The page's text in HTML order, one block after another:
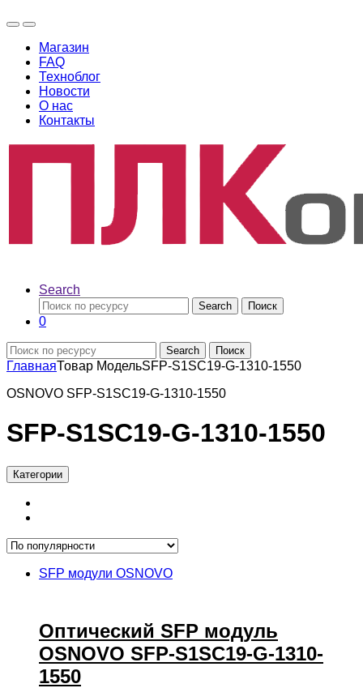
Магазин
FAQ
Техноблог
Новости
О нас
Контакты
Search
Search Поиск
0
Search Поиск
ГлавнаяТовар МодельSFP-S1SC19-G-1310-1550
OSNOVO SFP-S1SC19-G-1310-1550
SFP-S1SC19-G-1310-1550
Категории
SFP модули OSNOVO
Оптический SFP модуль
OSNOVO SFP-S1SC19-G-1310-
1550